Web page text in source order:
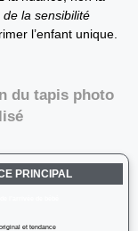
la sensibilité
l’enfant unique.
du tapis photo
PRINCIPAL
et tendance